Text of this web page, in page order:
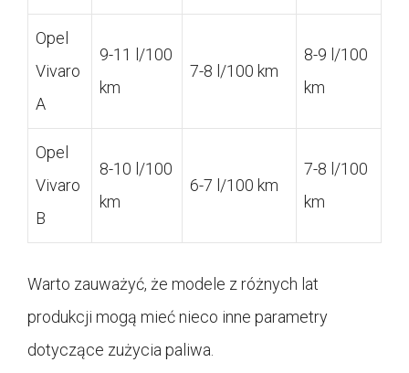
Opel
Vivaro
A
9-11 l/100
km
7-8 l/100 km
8-9 l/100
km
Opel
Vivaro
B
8-10 l/100
km
6-7 l/100 km
7-8 l/100
km
Warto zauważyć, że modele z różnych lat
produkcji mogą mieć nieco inne parametry
dotyczące zużycia paliwa.